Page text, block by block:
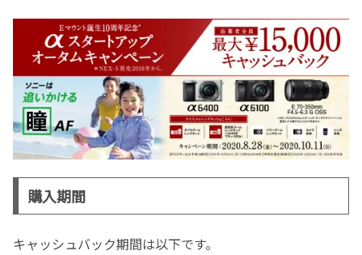
購入期間
キャッシュバック期間は以下です。